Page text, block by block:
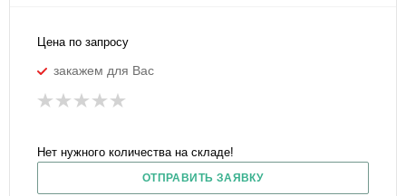
Цена по запросу
закажем для Вас
Нет нужного количества на складе!
ОТПРАВИТЬ ЗАЯВКУ